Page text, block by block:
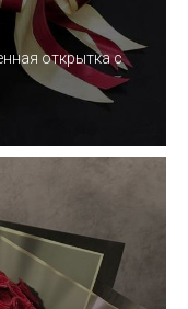
открытка с